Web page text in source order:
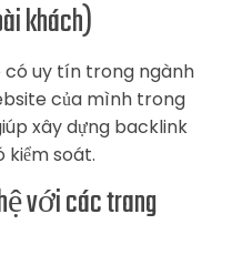
khách)
uy tín trong ngành
của mình trong
xây dựng backlink
soát.
với các trang